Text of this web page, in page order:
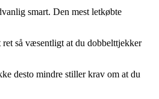
smart. Den mest letkøbte
så væsentligt at du dobbelttjekker
desto mindre stiller krav om at du